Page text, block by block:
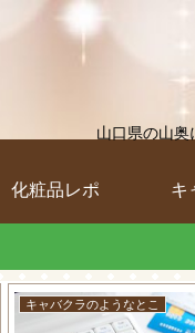
山口県の山
化粧品レポ キ
キャバクラのようなとこ